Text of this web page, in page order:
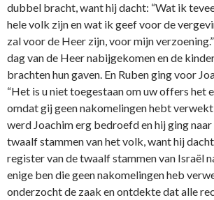
dubbel bracht, want hij dacht: “Wat ik
hele volk zijn en wat ik geef voor de
zal voor de Heer zijn, voor mijn
dag van de Heer nabijgekomen en de
brachten hun gaven. En Ruben ging voor
“Het is u niet toegestaan om uw offers het
omdat gij geen nakomelingen hebt verwekt
werd Joachim erg bedroefd en hij ging
twaalf stammen van het volk, want hij
register van de twaalf stammen van Israël
enige ben die geen nakomelingen heb
o­nderzocht de zaak en o­ntdekte dat alle